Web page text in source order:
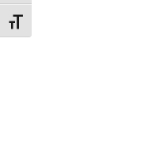
Alternar tamaño de letra